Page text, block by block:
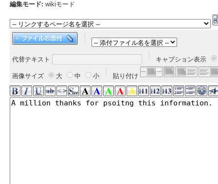
編集モード: wikiモード
代替テキスト キャプション表示
画像サイズ 大 中 小 貼り付け